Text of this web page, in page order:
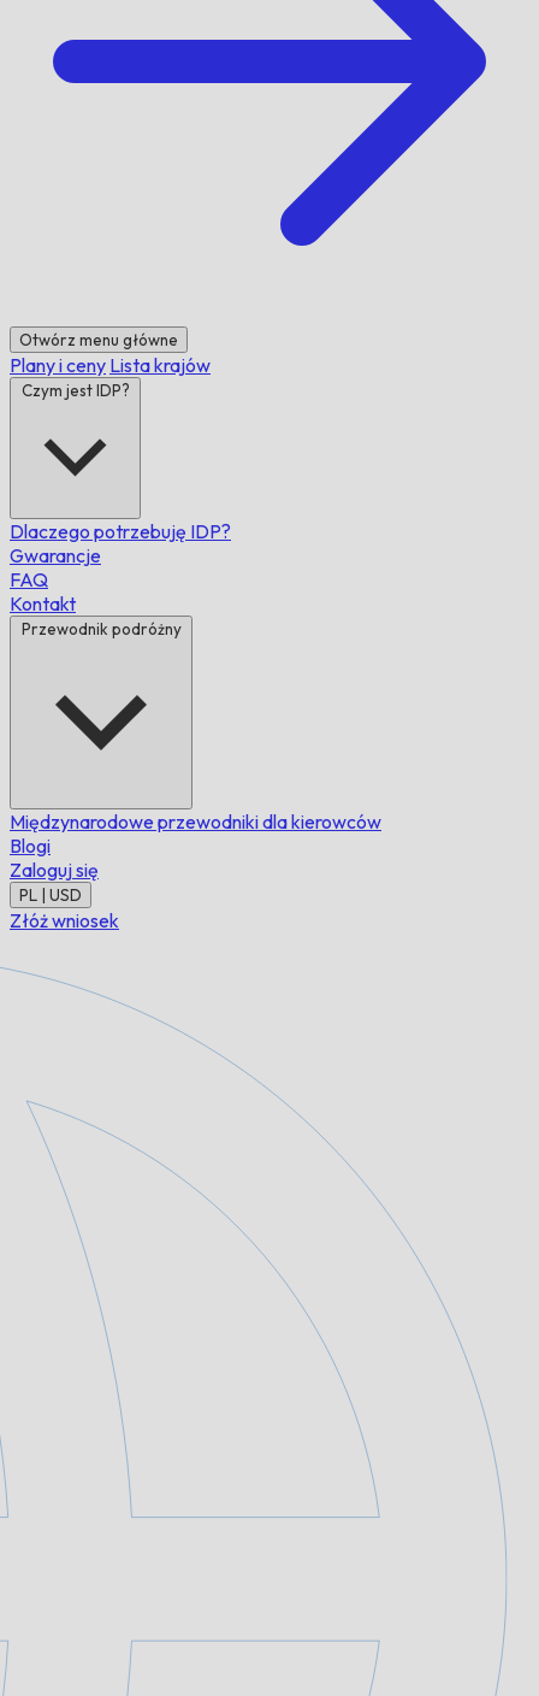
Otwórz menu główne
Plany i ceny Lista krajów
Czym jest IDP?
Dlaczego potrzebuję IDP?
Gwarancje
FAQ
Kontakt
Przewodnik podróżny
Międzynarodowe przewodniki dla kierowców
Blogi
Zaloguj się
PL | USD
Złóż wniosek